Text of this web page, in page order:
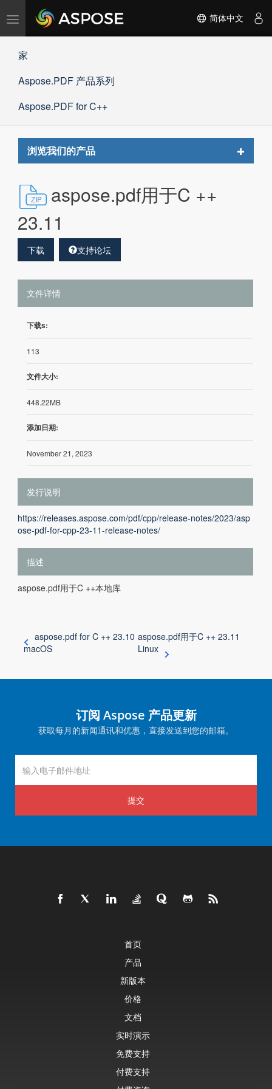
切
航
简体中文
家
Aspose.PDF 产品系列
Aspose.PDF for C++
浏览我们的产品
Toggle
aspose.pdf用于C ++
23.11
下载 支持论坛
文件详情
下载s:
113
文件大小:
448.22MB
添加日期:
November 21, 2023
发行说明
https://releases.aspose.com/pdf/cpp/release-notes/2023/asp
ose-pdf-for-cpp-23-11-release-notes/
描述
aspose.pdf用于C ++本地库
aspose.pdf for C ++ 23.10
macOS
aspose.pdf用于C ++ 23.11
Linux
订阅 Aspose 产品更新
获取每月的新闻通讯和优惠，直接发送到您的邮箱。
提交
首页
产品
新版本
价格
文档
实时演示
免费支持
付费支持